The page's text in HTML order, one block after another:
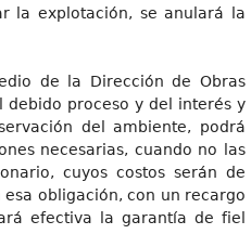
la explotación, se anulará la
de la Dirección de Obras
debido proceso y del interés y
del ambiente, podrá
necesarias, cuando no las
cuyos costos serán de
obligación, con un recargo
efectiva la garantía de fiel